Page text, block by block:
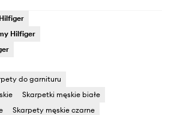
Hilfiger
do garnituru
Skarpetki męskie białe
Skarpety męskie czarne